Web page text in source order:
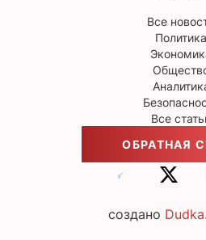
Все
Политика
Все
ОБРАТНАЯ
создано